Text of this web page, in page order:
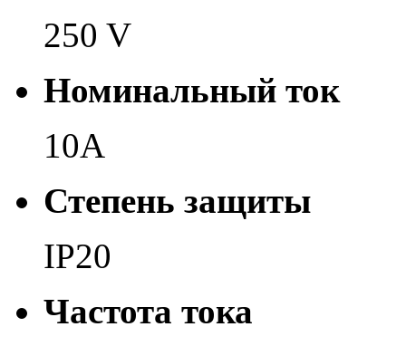
250 V
Номинальный ток
10А
Степень защиты
IP20
Частота тока